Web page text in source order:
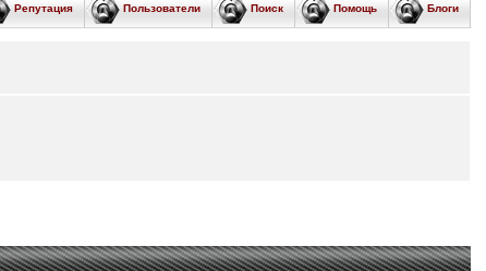
Блоги
Помощь
Поиск
Пользователи
Репутация